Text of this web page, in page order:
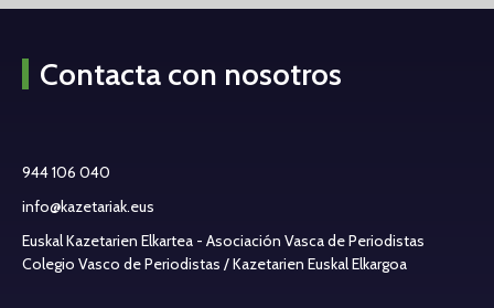
Contacta con nosotros
944 106 040
info@kazetariak.eus
Euskal Kazetarien Elkartea - Asociación Vasca de Periodistas
Colegio Vasco de Periodistas / Kazetarien Euskal Elkargoa